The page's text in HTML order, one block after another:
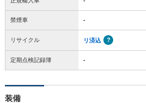
禁煙車 -
リサイクル リ済込
定期点検記録簿 -
装備